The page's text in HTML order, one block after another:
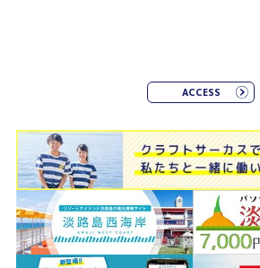
ACCESS